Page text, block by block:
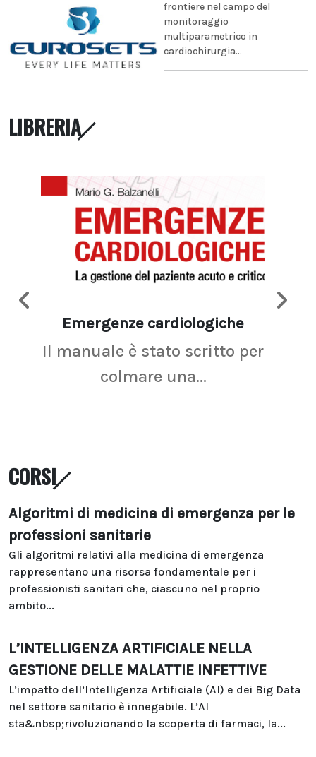
frontiere nel campo del
monitoraggio
multiparametrico in
cardiochirurgia...
LIBRERIA
Emergenze cardiologiche
Il manuale è stato scritto per
colmare una...
CORSI
Algoritmi di medicina di emergenza per le
professioni sanitarie
Gli algoritmi relativi alla medicina di emergenza
rappresentano una risorsa fondamentale per i
professionisti sanitari che, ciascuno nel proprio
ambito...
L’INTELLIGENZA ARTIFICIALE NELLA
GESTIONE DELLE MALATTIE INFETTIVE
L’impatto dell’Intelligenza Artificiale (AI) e dei Big Data
nel settore sanitario è innegabile. L’AI
sta&nbsp;rivoluzionando la scoperta di farmaci, la...